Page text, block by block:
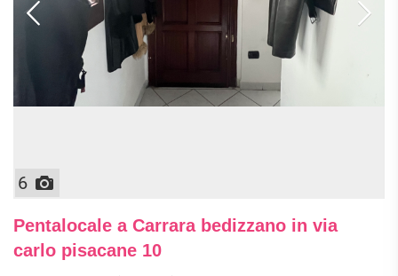
6
Pentalocale a Carrara bedizzano in via
carlo pisacane 10